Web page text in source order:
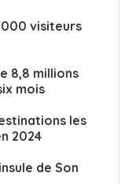
au Vietnam
activités
le tourisme
tourisme de